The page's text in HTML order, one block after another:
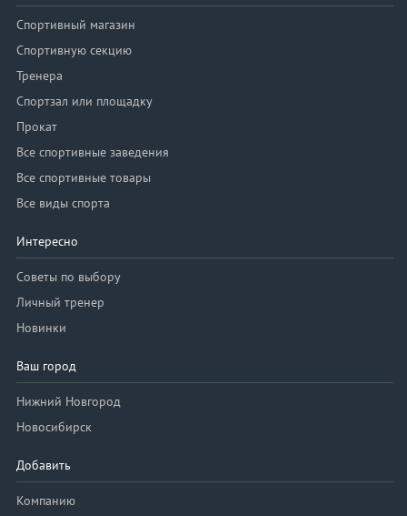
Спортивный магазин
Спортивную секцию
Тренера
Спортзал или площадку
Прокат
Все спортивные заведения
Все спортивные товары
Все виды спорта
Интересно
Советы по выбору
Личный тренер
Новинки
Ваш город
Нижний Новгород
Новосибирск
Добавить
Компанию